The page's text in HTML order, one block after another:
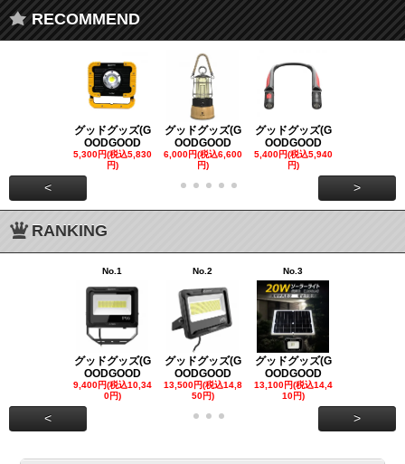
RECOMMEND
グッドグッズ(G
OODGOOD
5,300円(税込5,830
円)
グッドグッズ(G
OODGOOD
6,000円(税込6,600
円)
グッドグッズ(G
OODGOOD
5,400円(税込5,940
円)
< >
RANKING
No.1
グッドグッズ(G
OODGOOD
9,400円(税込10,34
0円)
No.2
グッドグッズ(G
OODGOOD
13,500円(税込14,8
50円)
No.3
グッドグッズ(G
OODGOOD
13,100円(税込14,4
10円)
< >